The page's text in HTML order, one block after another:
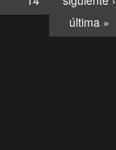
última »